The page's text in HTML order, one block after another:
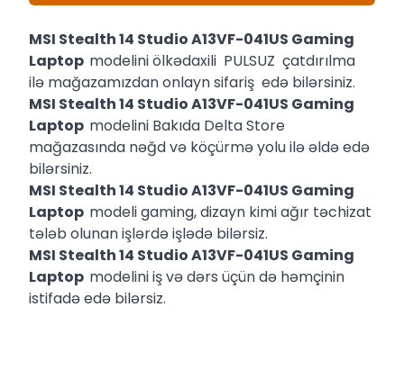
MSI Stealth 14 Studio A13VF-041US Gaming
Laptop modelini ölkədaxili PULSUZ çatdırılma
ilə mağazamızdan onlayn sifariş edə bilərsiniz.
MSI Stealth 14 Studio A13VF-041US Gaming
Laptop modelini Bakıda Delta Store
mağazasında nəğd və köçürmə yolu ilə əldə edə
bilərsiniz.
MSI Stealth 14 Studio A13VF-041US Gaming
Laptop modeli gaming, dizayn kimi ağır təchizat
tələb olunan işlərdə işlədə bilərsiz.
MSI Stealth 14 Studio A13VF-041US Gaming
Laptop modelini iş və dərs üçün də həmçinin
istifadə edə bilərsiz.